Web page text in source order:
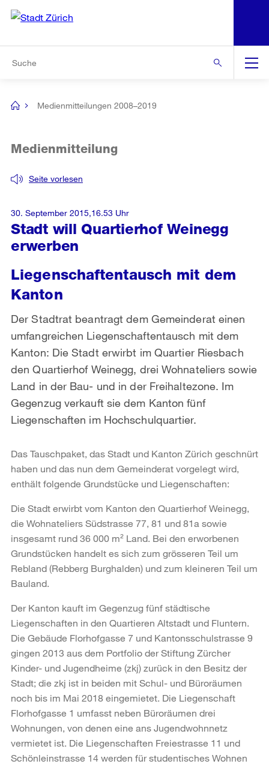
Navigation
[no
Medienmitteilungen 2008–2019
Stadt will Quartierhof Weinegg
erwerben
Seite vorlesen
Medienmitteilung
Liegenschaftentausch mit dem
Kanton
Der Stadtrat beantragt dem Gemeinderat einen
umfangreichen Liegenschaftentausch mit dem
Kanton: Die Stadt erwirbt im Quartier Riesbach
den Quartierhof Weinegg, drei Wohnateliers sowie
Land in der Bau- und in der Freihaltezone. Im
Gegenzug verkauft sie dem Kanton fünf
Liegenschaften im Hochschulquartier.
30. September 2015,16.53 Uhr
Das Tauschpaket, das Stadt und Kanton Zürich geschnürt
haben und das nun dem Gemeinderat vorgelegt wird,
enthält folgende Grundstücke und Liegenschaften:
Die Stadt erwirbt vom Kanton den Quartierhof Weinegg,
die Wohnateliers Südstrasse 77, 81 und 81a sowie
insgesamt rund 36 000 m² Land. Bei den erworbenen
Grundstücken handelt es sich zum grösseren Teil um
Rebland (Rebberg Burghalden) und zum kleineren Teil um
Bauland.
Der Kanton kauft im Gegenzug fünf städtische
Liegenschaften in den Quartieren Altstadt und Fluntern.
Die Gebäude Florhofgasse 7 und Kantonsschulstrasse 9
gingen 2013 aus dem Portfolio der Stiftung Zürcher
Kinder- und Jugendheime (zkj) zurück in den Besitz der
Stadt; die zkj ist in beiden mit Schul- und Büroräumen
noch bis im Mai 2018 eingemietet. Die Liegenschaft
Florhofgasse 1 umfasst neben Büroräumen drei
Wohnungen, von denen eine ans Jugendwohnnetz
vermietet ist. Die Liegenschaften Freiestrasse 11 und
Schönleinstrasse 14 werden für studentisches Wohnen